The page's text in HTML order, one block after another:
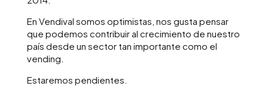
En Vendival somos optimistas, nos gusta pensar
que podemos contribuir al crecimiento de nuestro
país desde un sector tan importante como el
vending.
Estaremos pendientes.